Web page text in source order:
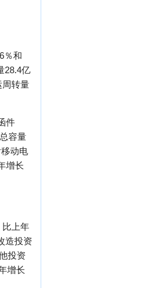
％和
28.4亿
周转量
件
容量
动电
增长
比上年
造投资
投资
增长